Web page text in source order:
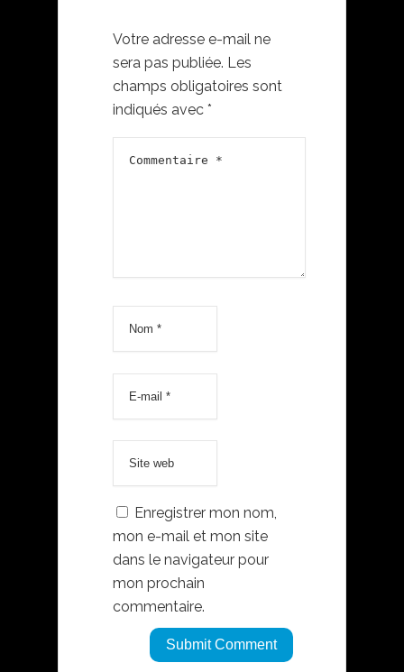
Votre adresse e-mail ne
sera pas publiée. Les
champs obligatoires sont
indiqués avec *
Enregistrer mon nom,
mon e-mail et mon site
dans le navigateur pour
mon prochain
commentaire.